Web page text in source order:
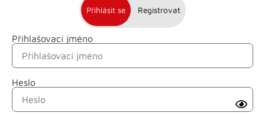
Přihlásit se Registrovat
Přihlašovací jméno
Heslo
Jméno
Příjmení